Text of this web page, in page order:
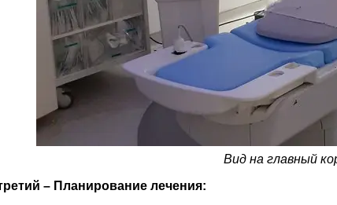
Вид на главный
– Планирование лечения: